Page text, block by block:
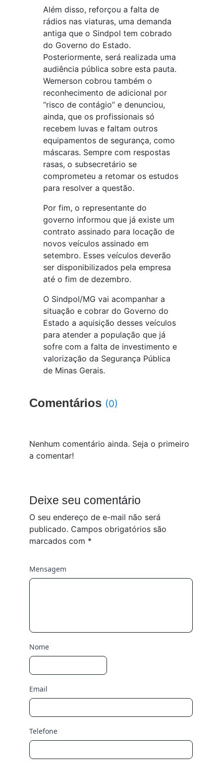
Além disso, reforçou a falta de
rádios nas viaturas, uma demanda
antiga que o Sindpol tem cobrado
do Governo do Estado.
Posteriormente, será realizada uma
audiência pública sobre esta pauta.
Wemerson cobrou também o
reconhecimento de adicional por
“risco de contágio” e denunciou,
ainda, que os profissionais só
recebem luvas e faltam outros
equipamentos de segurança, como
máscaras. Sempre com respostas
rasas, o subsecretário se
comprometeu a retomar os estudos
para resolver a questão.
Por fim, o representante do
governo informou que já existe um
contrato assinado para locação de
novos veículos assinado em
setembro. Esses veículos deverão
ser disponibilizados pela empresa
até o fim de dezembro.
O Sindpol/MG vai acompanhar a
situação e cobrar do Governo do
Estado a aquisição desses veículos
para atender a população que já
sofre com a falta de investimento e
valorização da Segurança Pública
de Minas Gerais.
Comentários (0)
Nenhum comentário ainda. Seja o primeiro
a comentar!
Deixe seu comentário
O seu endereço de e-mail não será
publicado. Campos obrigatórios são
marcados com *
Mensagem
Nome
Email
Telefone